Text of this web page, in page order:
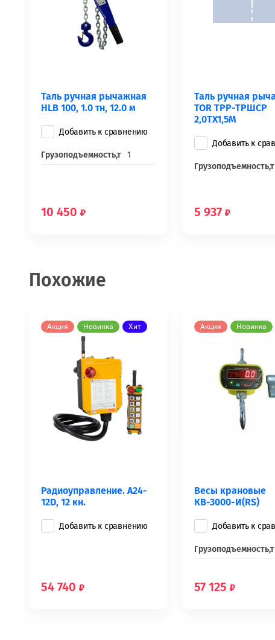
Таль ручная рычажная
HLB 100, 1.0 тн, 12.0 м
Добавить к сравнению
Грузоподъемность,т 1
10 450
Таль ручная
TOR ТРР-ТРШСР
2,0ТХ1,5М
Добавить к
Грузоподъемность,т
5 937
Похожие
Акция Новинка Хит
Радиоуправление. А24-
12D, 12 кн.
Добавить к сравнению
54 740
Акция Новинка
Весы крановые
КВ-3000-И(RS)
Добавить к
Грузоподъемность,т
57 125